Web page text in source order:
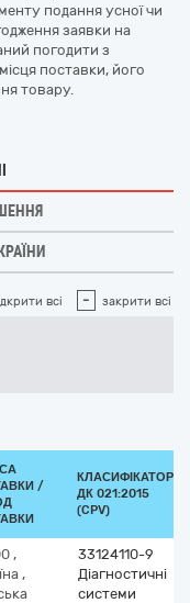
подання усної чи
заявки на
погодити з
поставки, його
товару.
всі - закрити всі
/
КЛАСИФІКАТОР
ДК 021:2015
(CPV)
,
,
33124110-9
Діагностичні
системи